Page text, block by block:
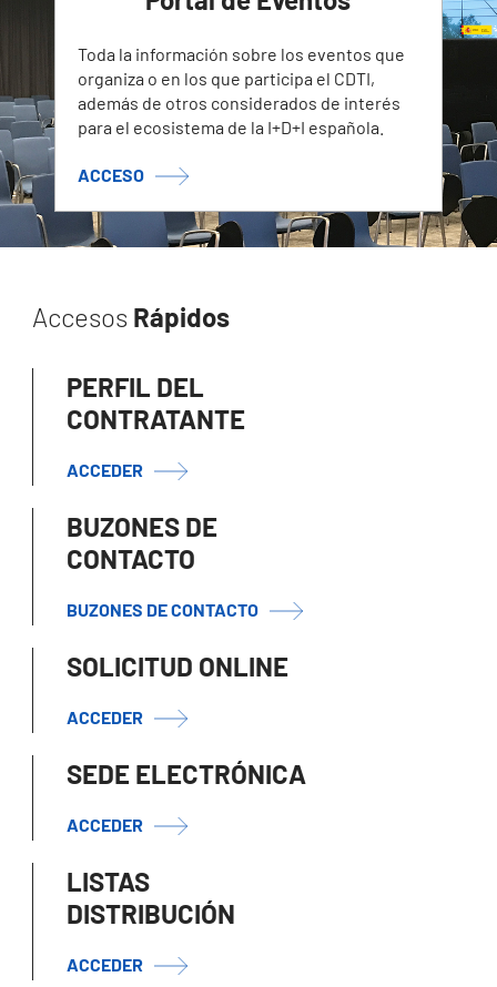
Toda la información sobre los eventos que
organiza o en los que participa el CDTI,
además de otros considerados de interés
para el ecosistema de la I+D+I española.
ACCESO
Accesos Rápidos
PERFIL DEL
CONTRATANTE
ACCEDER
BUZONES DE
CONTACTO
BUZONES DE CONTACTO
SOLICITUD ONLINE
ACCEDER
SEDE ELECTRÓNICA
ACCEDER
LISTAS
DISTRIBUCIÓN
ACCEDER